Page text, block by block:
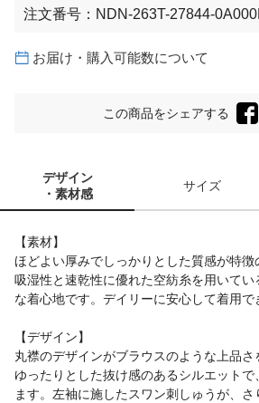
注文番号： NDN-263T-27844-
お届け・購入可能数について
この商品をシェアする
デザイン
・素材感
サイズ
【素材】
ほどよい厚みでしっかりとした質感が特徴
吸湿性と速乾性に優れた空紡糸を用いて
な着心地です。デイリーに安心して着用で
【デザイン】
丸襟のデザインがブラウスのような上品さ
ゆったりとした抜け感のあるシルエットで
ます。左袖に施したスワン刺しゅうが、さ